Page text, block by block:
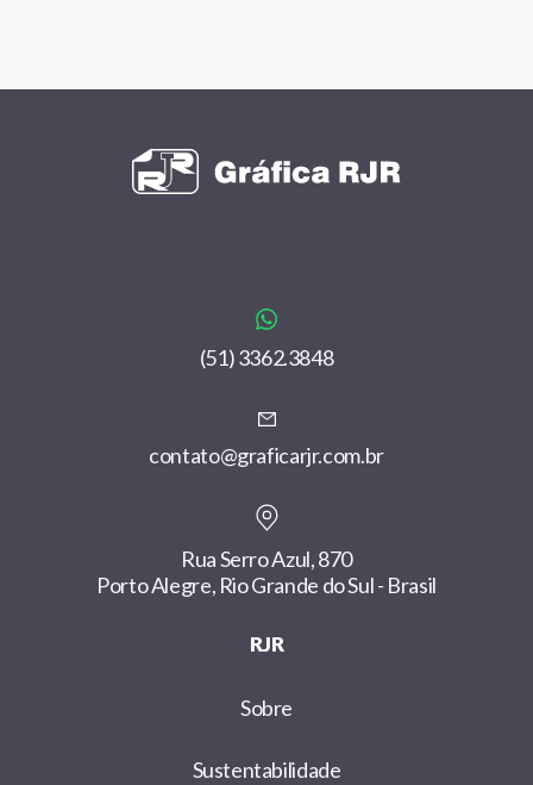
(51) 3362.3848
contato@graficarjr.com.br
Rua Serro Azul, 870
Porto Alegre, Rio Grande do Sul - Brasil
RJR
Sobre
Sustentabilidade